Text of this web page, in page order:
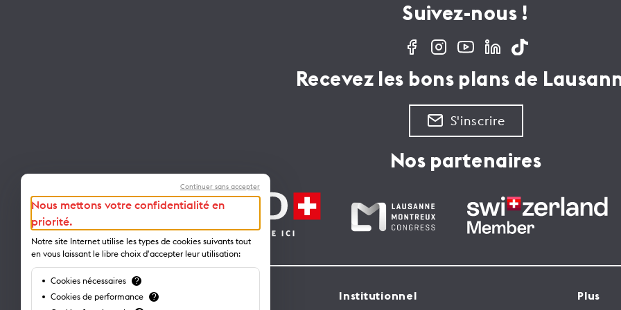
Suivez-nous !
Recevez les bons plans de
S'inscrire
Nos partenaires
Contact Institutionnel Plus
Continuer sans accepter
Nous mettons votre confidentialité en
priorité.
Notre site Internet utilise les types de cookies suivants tout
en vous laissant le libre choix d'accepter leur utilisation:
Cookies nécessaires ?
Cookies de performance ?